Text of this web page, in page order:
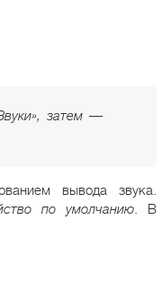
затем —
вывода звука.
по умолчанию . В